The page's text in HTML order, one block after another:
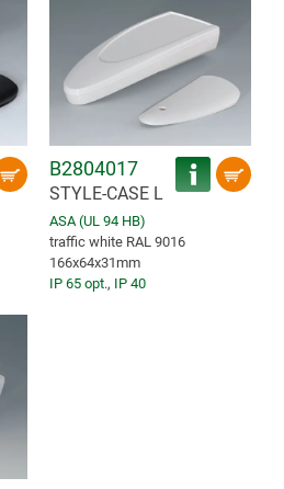
B2804017
STYLE-CASE L
ASA (UL 94 HB)
traffic white RAL 9016
166x64x31mm
IP 65 opt., IP 40